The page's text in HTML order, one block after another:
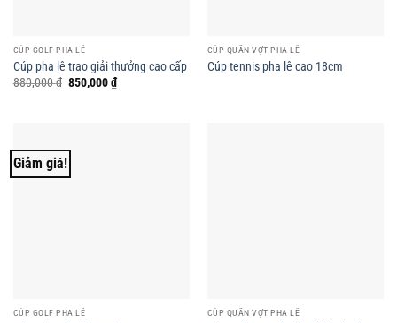
CÚP GOLF PHA LÊ
Cúp pha lê trao giải thưởng cao cấp
880,000₫ Giá
850,000₫Giá
hiện
CÚP QUẦN VỢT PHA LÊ
Cúp tennis pha lê cao 18cm
Giảm giá!
CÚP GOLF PHA LÊ CÚP QUẦN VỢT PHA LÊ